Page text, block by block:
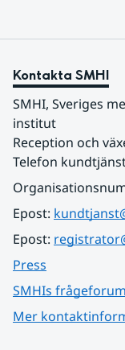
Kontakta SMHI
SMHI, Sveriges
institut
Reception och
Telefon
Epost:
Epost:
Press
SMHIs frågeforum
Mer